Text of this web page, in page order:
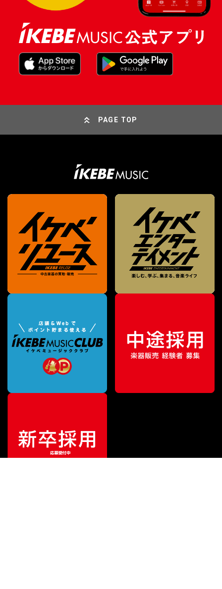
販売価格¥11,110（税込）
PAGE TOP